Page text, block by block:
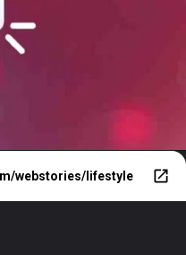
webstories/lifestyle